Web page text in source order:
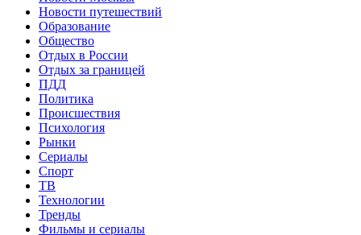
Новости путешествий
Образование
Общество
Отдых в России
Отдых за границей
ПДД
Политика
Происшествия
Психология
Рынки
Сериалы
Спорт
ТВ
Технологии
Тренды
Фильмы и сериалы